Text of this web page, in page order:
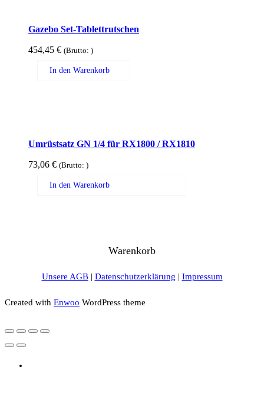
Gazebo Set-Tablettrutschen
454,45 € (Brutto: )
In den Warenkorb
Umrüstsatz GN 1/4 für RX1800 / RX1810
73,06 € (Brutto: )
In den Warenkorb
Warenkorb
Unsere AGB| Datenschutzerklärung | Impressum
Created with Enwoo WordPress theme